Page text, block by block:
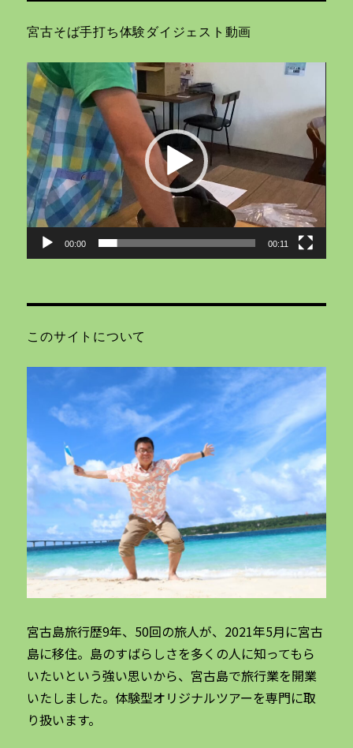
宮古そば手打ち体験ダイジェスト動画
動
画
プ
レ
ー
ヤ
ー
00:00 00:11
このサイトについて
宮古島旅行歴9年、50回の旅人が、2021年5月に宮古
島に移住。島のすばらしさを多くの人に知ってもら
いたいという強い思いから、宮古島で旅行業を開業
いたしました。体験型オリジナルツアーを専門に取
り扱います。